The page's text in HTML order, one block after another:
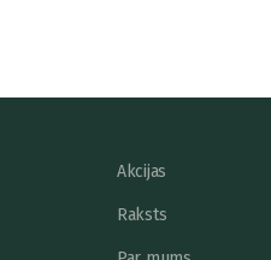
Akcijas
Raksts